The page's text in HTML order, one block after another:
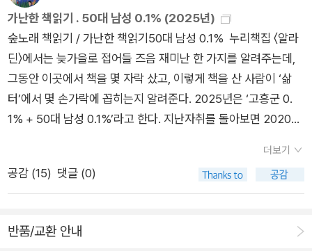
짝 밝힌다. 푸른띠를 날개에 놓은 나비가 휙 날면 놀랍도록 곱다.
“푸른띠가 있는 나비”이지만, 나비책에는 ‘청띠제비나비’란 이름
으로 오른다. ‘푸른띠제비나비’라 해야 올바른데. 종이에 찍거나
새기거나 옮긴 글씨를 첫줄부터 끝줄까지 죽 넘긴다고 해서 ‘읽
기’라 하지 않는다. 책을 쥐고서 종이를 넘기면 ‘넘기다’이다. 글
씨를 죽 훑으면 ‘훑다’이다. 사람을 위아래로 훑거나 차림새를 훑
는들 ‘읽어내’지는 못한다. ‘훑다’는 겉모습만 문득 스치는 몸짓을
가리킨다. 책을 아무리 많이 사더라도, 한 쪽 두 쪽 넘기더라도,
모든 글씨를 훑더라도 “읽는 눈길”하고는 멀다. 팔등에 나비나
잠자리나 풀벌레를 앉히기에 나비나 잠자리나 풀벌레를 알아보
나무에 앉은 모습을 지켜보더라도, 온마음에 사랑을 담으면 비로
가난한 책읽기 . 50대 남성 0.1% (2025년)
숲노래 책읽기 / 가난한 책읽기50대 남성 0.1% 누리책집 〈알라
딘〉에서는 늦가을로 접어들 즈음 재미난 한 가지를 알려주는데,
그동안 이곳에서 책을 몇 자락 샀고, 이렇게 책을 산 사람이 ‘삶
터’에서 몇 손가락에 꼽히는지 알려준다. 2025년은 ‘고흥군 0.
1% + 50대 남성 0.1%’라고 한다. 지난자취를 돌아보면 2020년
흥군 0.1%’라는데, 2023년까지 ‘40대 남성 0.1%’였다가 2024
년부터 ‘50대 남성 0.1%’로 바뀌니, 내 나이 앞자리가 바뀌면서
뀔 때까지 0.2%에 머물겠네 하고 문득 헤아린다. 전라남도 고흥
더보기
공감 (15) 댓글 (0)
반품/교환 안내